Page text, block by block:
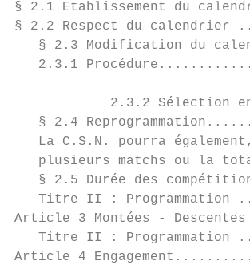
§ 2.1 Etablissement
§ 2.2 Respect du
§ 2.3 Modification du
2.3.1
2.3.2 Sélection
§ 2.4
La C.S.N. pourra
plusieurs matchs ou la
§ 2.5 Durée des
Titre II : Programmation
Article 3 Montées -
Titre II : Programmation
Article 4